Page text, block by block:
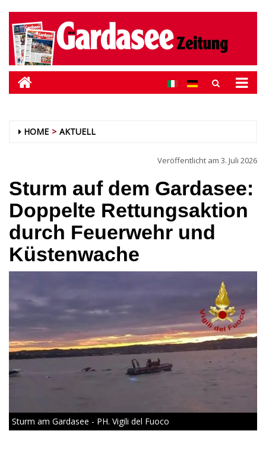
HOME AKTUELL
Veröffentlicht am 3. Juli 2026
Sturm auf dem Gardasee:
Doppelte Rettungsaktion
durch Feuerwehr und
Küstenwache
Sturm am Gardasee - PH. Vigili del Fuoco